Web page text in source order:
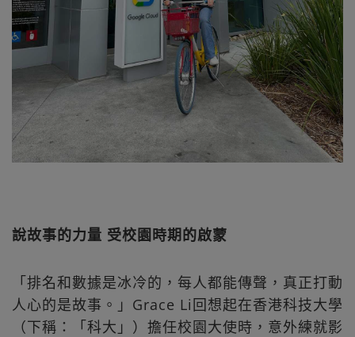
說故事的力量 受校園時期的啟蒙
「排名和數據是冰冷的，每人都能傳聲，真正打動
人心的是故事。」Grace Li回想起在香港科技大學
（下稱：「科大」）擔任校園大使時，意外練就影